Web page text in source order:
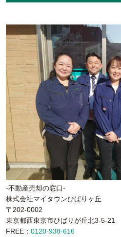
-不動産売却の窓口-
株式会社マイタウンひばりヶ丘
〒202-0002
東京都西東京市ひばりが丘北3-5-21
FREE： 0120-938-616